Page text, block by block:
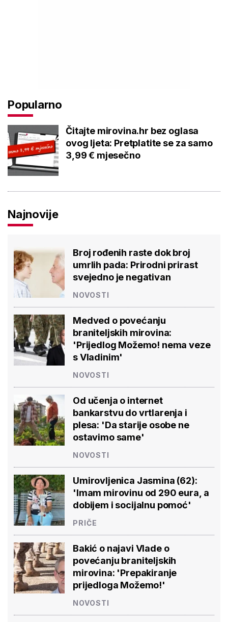
Popularno
Čitajte mirovina.hr bez oglasa
ovog ljeta: Pretplatite se za samo
3,99 € mjesečno
Najnovije
Broj rođenih raste dok broj
umrlih pada: Prirodni prirast
svejedno je negativan
NOVOSTI
Medved o povećanju
braniteljskih mirovina:
'Prijedlog Možemo! nema veze
s Vladinim'
NOVOSTI
Od učenja o internet
bankarstvu do vrtlarenja i
plesa: 'Da starije osobe ne
ostavimo same'
NOVOSTI
Umirovljenica Jasmina (62):
'Imam mirovinu od 290 eura, a
dobijem i socijalnu pomoć'
PRIČE
Bakić o najavi Vlade o
povećanju braniteljskih
mirovina: 'Prepakiranje
prijedloga Možemo!'
NOVOSTI